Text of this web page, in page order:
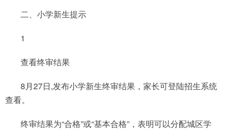
二、小学新生提示
1
查看终审结果
8月27日,发布小学新生终审结果，家长可登陆招生系统
查看。
终审结果为“合格”或“基本合格”，表明可以分配城区学